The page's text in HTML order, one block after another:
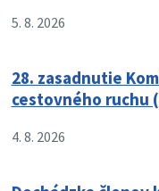
5. 8. 2026
28. zasadnutie
cestovného ruchu
4. 8. 2026